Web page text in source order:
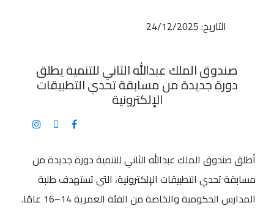
التاريخ: 24/12/2025
صندوق الملك عبدالله الثاني للتنمية يطلق
دورة جديدة من مسابقة تحدي التطبيقات
الإلكترونية
أطلق صندوق الملك عبدالله الثاني للتنمية دورة جديدة من
مسابقة تحدي التطبيقات الإلكترونية، التي تستهدف طلبة
المدارس الحكومية والخاصة من الفئة العمرية 14–16 عامًا.